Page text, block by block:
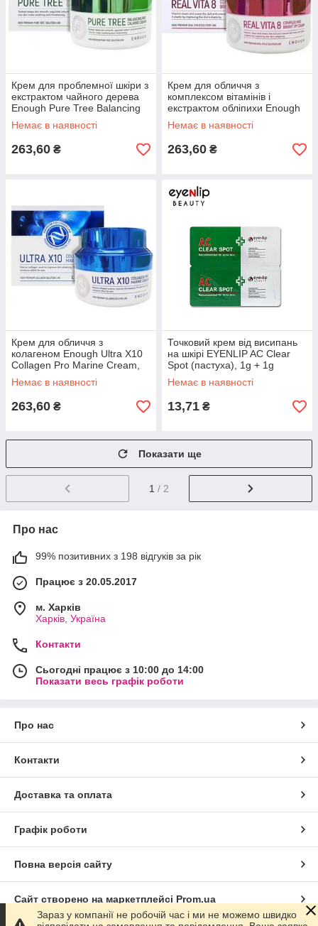
Крем для проблемної шкіри з
екстрактом чайного дерева
Enough Pure Tree Balancing
Pro Calming Cream, 50 мл
Немає в наявності
263,60 ₴
Крем для обличчя з
комплексом вітамінів і
екстрактом обліпихи Enough
Real Vita 8 Complex Pro Bright
Up, 50 мл
Немає в наявності
263,60 ₴
Крем для обличчя з
колагеном Enough Ultra X10
Collagen Pro Marine Cream,
50 мл
Немає в наявності
263,60 ₴
Точковий крем від висипань
на шкірі EYENLIP AC Clear
Spot (пастуха), 1g + 1g
Немає в наявності
13,71 ₴
Показати ще
1 / 2
Про нас
99% позитивних з 198 відгуків за рік
Працює з 20.05.2017
м. Харків
Харків, Україна
Контакти
Сьогодні працює з 10:00 до 14:00
Показати весь графік роботи
Про нас
Контакти
Доставка та оплата
Графік роботи
Повна версія сайту
Сайт створено на маркетплейсі Prom.ua
Зараз у компанії не робочій час і ми не можемо швидко